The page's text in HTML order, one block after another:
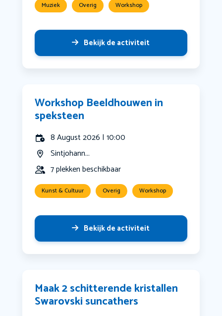
Muziek Overig Workshop
Bekijk de activiteit
Workshop Beeldhouwen in
speksteen
8 August 2026 | 10:00
Sintjohann...
7 plekken beschikbaar
Kunst & Cultuur Overig Workshop
Bekijk de activiteit
Maak 2 schitterende kristallen
Swarovski suncathers